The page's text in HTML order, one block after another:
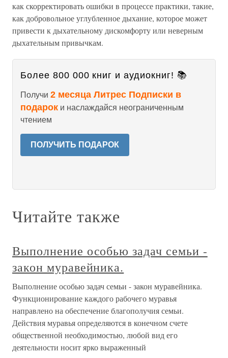
как скорректировать ошибки в процессе практики, такие,
как добровольное углубленное дыхание, которое может
привести к дыхательному дискомфорту или неверным
дыхательным привычкам.
Более 800 000 книг и аудиокниг! 📚
Получи 2 месяца Литрес Подписки в
подарок и наслаждайся неограниченным
чтением
ПОЛУЧИТЬ ПОДАРОК
Читайте также
Выполнение особью задач семьи -
закон муравейника.
Выполнение особью задач семьи - закон муравейника.
Функционирование каждого рабочего муравья
направлено на обеспечение благополучия семьи.
Действия муравья определяются в конечном счете
общественной необходимостью, любой вид его
деятельности носит ярко выраженный